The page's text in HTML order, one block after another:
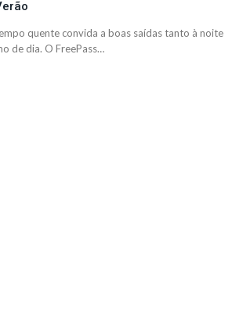
quente convida a boas saídas tanto à noite
de dia. O FreePass…